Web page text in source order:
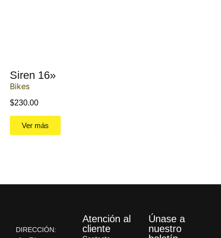
Siren 16»
Bikes
$230.00
Ver más
DIRECCIÓN:
Atención al
cliente
Únase a
nuestro